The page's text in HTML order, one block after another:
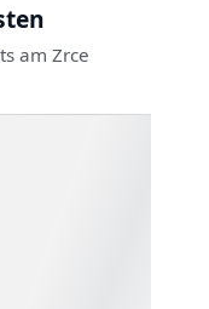
am Zrce